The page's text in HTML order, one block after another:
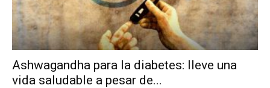
Ashwagandha para la diabetes: lleve una
vida saludable a pesar de...